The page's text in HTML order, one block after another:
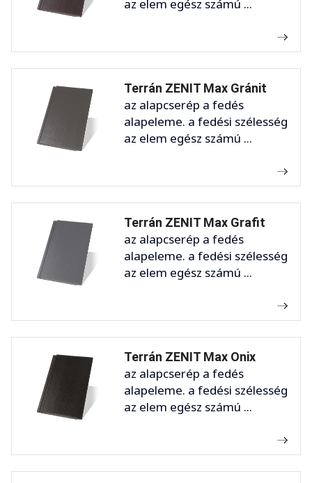
az elem egész számú ...
Terrán ZENIT Max Gránit
az alapcserép a fedés
alapeleme. a fedési szélesség
az elem egész számú ...
Terrán ZENIT Max Grafit
az alapcserép a fedés
alapeleme. a fedési szélesség
az elem egész számú ...
Terrán ZENIT Max Onix
az alapcserép a fedés
alapeleme. a fedési szélesség
az elem egész számú ...